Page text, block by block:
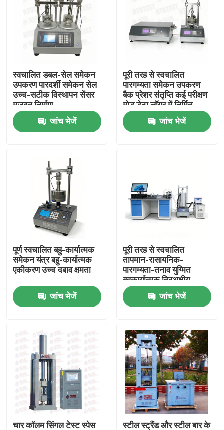
हमारे बारे में
फैक्टरी यात्रा
गुणवत्ता नियंत्रण
हमसे संपर्क करें
यूनिवर्सल टेस्टिंग मशीन
मृदा परीक्षण मशीन
कंक्रीट परीक्षण मशीन
स्वचालित डबल-सेल समेकन
उपकरण पारदर्शी समेकन सेल
उच्च-सटीक विस्थापन सेंसर
मजबूत निर्माण
जांच भेजें
पूरी तरह से स्वचालित
पारगम्यता समेकन उपकरण
बैक प्रेशर संतृप्ति कई परीक्षण
मोड डेटा लॉगर में निर्मित
जांच भेजें
पूर्ण स्वचालित बहु-कार्यात्मक
समेकन यंत्र बहु-कार्यात्मक
एकीकरण उच्च दबाव क्षमता
जांच भेजें
पूरी तरह से स्वचालित
तापमान-रासायनिक-
पारगम्यता-तनाव युग्मित
बहुकार्यात्मक त्रिअक्षीय
उपकरण
जांच भेजें
चार कॉलम सिंगल टेस्ट स्पेस स्टील स्ट्रैंड और स्टील बार के